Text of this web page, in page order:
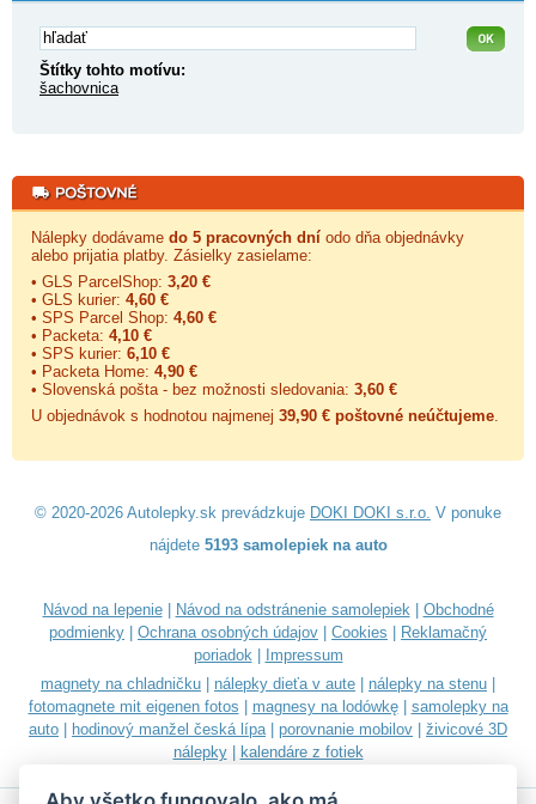
Štítky tohto motívu:
šachovnica
Nálepky dodávame do 5 pracovných dní odo dňa objednávky
alebo prijatia platby. Zásielky zasielame:
• GLS ParcelShop: 3,20 €
• GLS kurier: 4,60 €
• SPS Parcel Shop: 4,60 €
• Packeta: 4,10 €
• SPS kurier: 6,10 €
• Packeta Home: 4,90 €
• Slovenská pošta - bez možnosti sledovania: 3,60 €
U objednávok s hodnotou najmenej 39,90 € poštovné neúčtujeme
© 2020-2026 Autolepky.sk prevádzkuje DOKI DOKI s.r.o. V ponuke
nájdete 5193 samolepiek na auto
Návod na lepenie| Návod na odstránenie samolepiek| Obchodné
podmienky
Ochrana osobných údajov Cookies
Reklamačný
poriadok|
Impressum
magnety na chladničku
nálepky dieťa v aute nálepky na stenu
fotomagnete mit eigenen fotos
magnesy na lodówkę| samolepky na
auto
hodinový manžel česká lípa| porovnanie mobilov
živicové 3D
nálepky| kalendáre z fotiek